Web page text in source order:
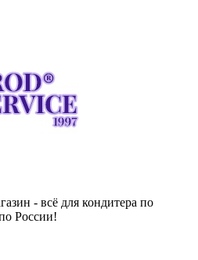
- всё для кондитера по
России!